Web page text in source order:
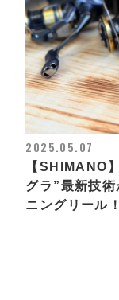
2025.05.07
【SHIMANO
グラ”最新技
ニングリール！